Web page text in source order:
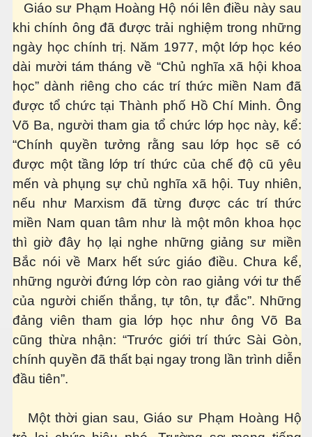
Giáo sư Phạm Hoàng Hộ nói lên điều này sau
khi chính ông đã được trải nghiệm trong những
ngày học chính trị. Năm 1977, một lớp học kéo
dài mười tám tháng về “Chủ nghĩa xã hội khoa
học” dành riêng cho các trí thức miền Nam đã
được tổ chức tại Thành phố Hồ Chí Minh. Ông
Võ Ba, người tham gia tổ chức lớp học này, kể:
“Chính quyền tưởng rằng sau lớp học sẽ có
được một tầng lớp trí thức của chế độ cũ yêu
mến và phụng sự chủ nghĩa xã hội. Tuy nhiên,
nếu như Marxism đã từng được các trí thức
miền Nam quan tâm như là một môn khoa học
thì giờ đây họ lại nghe những giảng sư miền
Bắc nói về Marx hết sức giáo điều. Chưa kể,
những người đứng lớp còn rao giảng với tư thế
của người chiến thắng, tự tôn, tự đắc”. Những
đảng viên tham gia lớp học như ông Võ Ba
cũng thừa nhận: “Trước giới trí thức Sài Gòn,
chính quyền đã thất bại ngay trong lần trình diễn
đầu tiên”.
Một thời gian sau, Giáo sư Phạm Hoàng Hộ
Văn Đạt
Mers-CoV
sức khỏe